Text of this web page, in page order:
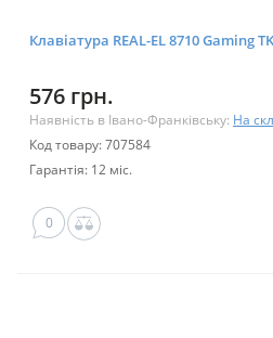
Клавіатура REAL-EL 8710 Gaming
576 грн.
Наявність в Івано-Франківську: На
Код товару: 707584
Гарантія: 12 міс.
0